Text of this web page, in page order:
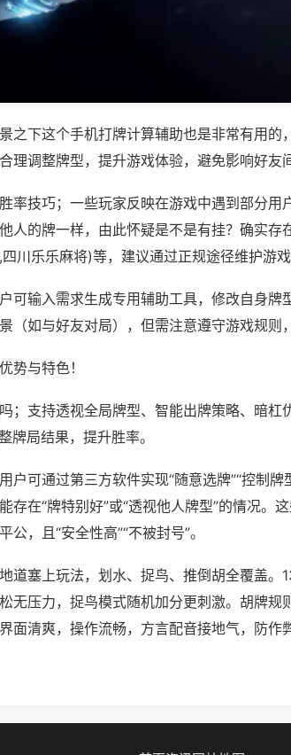
之下这个手机打牌计算辅助也是非常有用的
理调整牌型，提升游戏体验，避免影响好友
率技巧；一些玩家反映在游戏中遇到部分用
人的牌一样，由此怀疑是不是有挂？确实存
川乐乐麻将)等，建议通过正规途径维护游戏
可输入需求生成专用辅助工具，修改自身牌
（如与好友对局），但需注意遵守游戏规则
势与特色！
；支持透视全局牌型、智能出牌策略、暗杠
牌局结果，提升胜率。
户可通过第三方软件实现“随意选牌”“控制牌
存在“牌特别好”或“透视他人牌型”的情况。
公，且“安全性高”“不被封号”。
道塞上玩法，划水、捉鸟、推倒胡全覆盖。
无压力，捉鸟模式随机加分更刺激。胡牌规
面清爽，操作流畅，方言配音接地气，防作